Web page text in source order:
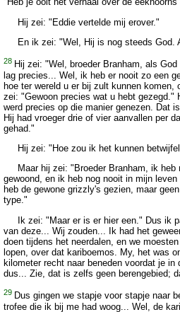
Hij zei: "Eddie vertelde mij erover."
En ik zei: "Wel, Hij is nog steeds God.
28 Hij zei: "Wel, broeder Branham, als
lag precies... Wel, ik heb er nooit zo een
hoe ter wereld u er bij zult kunnen
zei: "Gewoon precies wat u hebt gezegd."
werd precies op die manier genezen. Dat
Hij had vroeger drie of vier aanvallen per
gehad."
Hij zei: "Hoe zou ik het kunnen
Maar hij zei: "Broeder Branham, ik heb
gewoond, en ik heb nog nooit in mijn
heb de gewone grizzly's gezien, maar
type."
Ik zei: "Maar er is er hier een." Dus ik
van deze... Wij zouden... Ik had het
doen tijdens het neerdalen, en we
lopen, over dat kariboemos. My, het was
kilometer recht naar beneden voordat je
dus... Zie, dat is zelfs geen berengebied;
29 Dus gingen we stapje voor stapje naar
trofee die ik bij me had woog... Wel, de